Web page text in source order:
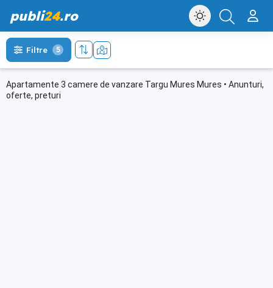
publi24.ro
Apartamente 3 camere de vanzare Targu Mures Mures • Anunturi,
oferte, preturi
Filtre 5